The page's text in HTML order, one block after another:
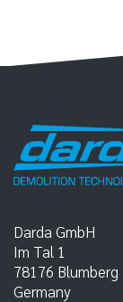
Darda GmbH
Im Tal 1
78176 Blumberg
Germany